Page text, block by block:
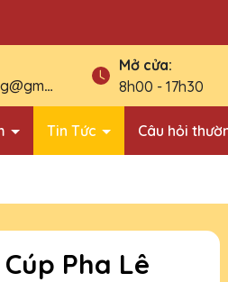
Mở cửa:
8h00 - 17h30
Tin Tức Câu hỏi
Pha Lê